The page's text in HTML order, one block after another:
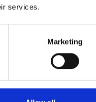
services.
Marketing